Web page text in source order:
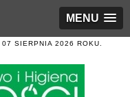
MENU
SIERPNIA 2026 ROKU.